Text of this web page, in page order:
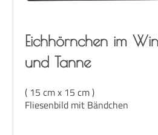
Eich­hörn­chen im
und Tanne
( 15 cm x 15 cm )
Fliesenbild mit Bändchen